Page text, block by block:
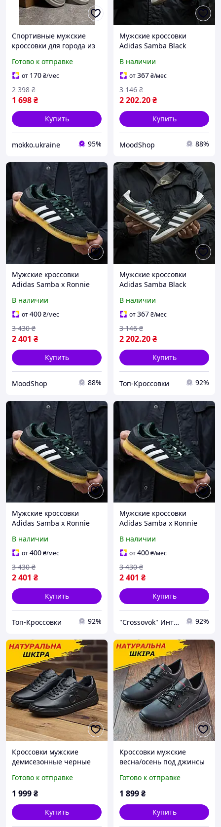
Спортивные мужские
кроссовки для города из
повседневные низкие
кеды на утолщенной
подошве для парней
Готово к отправке
от 170₴/мес
1 698₴
2 398 ₴
Купить
mokko.ukraine 95%
Мужские кроссовки
Adidas Samba Black
кеды на толстой подошве
1354 Адидас cross mood
В наличии
от367₴/мес
2 202.20₴
3 146 ₴
Купить
MoodShop 88%
Мужские кроссовки
Adidas Samba x Ronnie
замшевые комфортные
на классной подошве
1337
В наличии
от400₴/мес
2 401 ₴
3 430 ₴
Купить
MoodShop 88%
Мужские кроссовки
Adidas Samba Black
кеды на толстой подошве
1354 Адидас top
В наличии
от367₴/мес
2 202.20₴
3 146 ₴
Купить
Топ-Кроссовки 92%
Мужские кроссовки
Adidas Samba x Ronnie
замшевые комфортные
на классной подошве
1337
В наличии
от400₴/мес
2 401 ₴
3 430 ₴
Купить
Топ-Кроссовки 92%
Мужские кроссовки
Adidas Samba x Ronnie
замшевые комфортные
на классной подошве
1337
В наличии
от400₴/мес
2 401 ₴
3 430 ₴
Купить
"Crossovok" Интернет-магазин 92%
Кроссовки мужские
демисезонные черные
молодежные кеды весна
осень *Ск-1 ч* prime
Готово к отправке
1 999₴
Купить
Кроссовки мужские
весна/осень под джинсы
низкой подошве кожаные
черные *К-10-ч туфлі*
Готово к отправке
1 899₴
Купить